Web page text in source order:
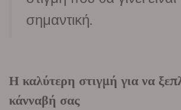
σημαντική.
Η καλύτερη στιγμή για να
κάνναβή σας